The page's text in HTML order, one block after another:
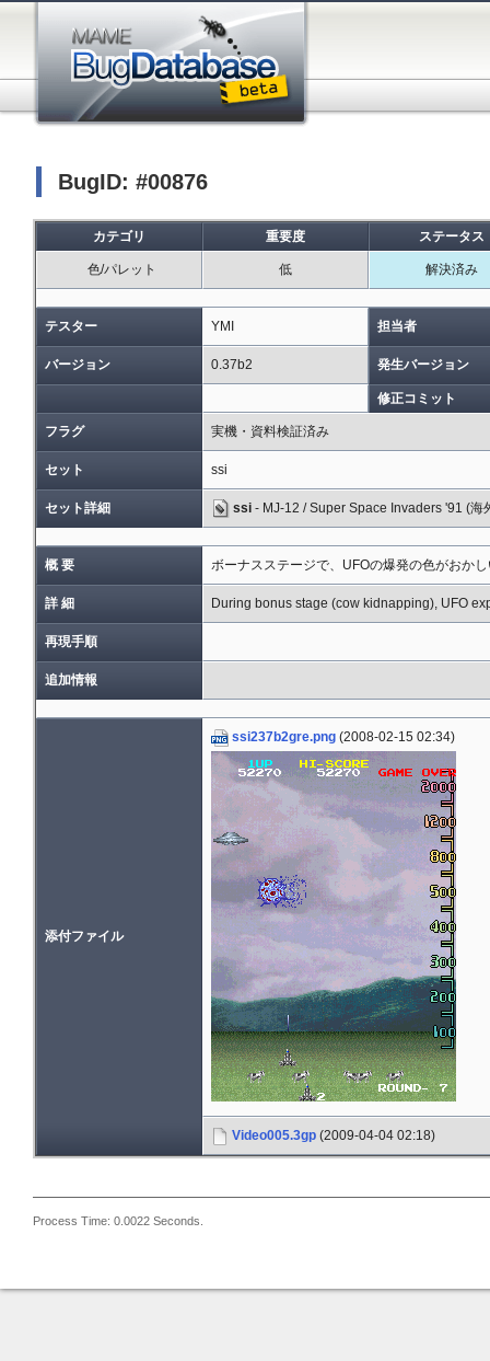
BugID: #00876
カテゴリ 重要度 ステータス
色/パレット 低 解決済み
テスター YMI 担当者
バージョン 0.37b2 発生バージョン
修正コミット
フラグ 実機・資料検証済み
セット ssi
セット詳細 ssi - MJ-12 / Super Space Invaders '91 (海
概 要 ボーナスステージで、UFOの爆発の色がおか
詳 細 During bonus stage (cow kidnapping), UFO
再現手順
追加情報
添付ファイル
ssi237b2gre.png (2008-02-15 02:34)
Video005.3gp (2009-04-04 02:18)
Process Time: 0.0022 Seconds.